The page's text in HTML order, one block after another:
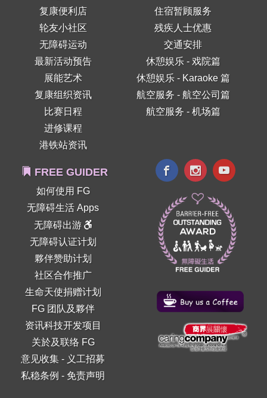
复康便利店
轮友小社区
无障碍运动
最新活动预告
展能艺术
复康组织资讯
比赛日程
进修课程
港铁站资讯
住宿暂顾服务
残疾人士优惠
交通安排
休憩娱乐 - 戏院篇
休憩娱乐 - Karaoke 篇
航空服务 - 航空公司篇
航空服务 - 机场篇
FREE GUIDER
如何使用 FG
无障碍生活 Apps
无障碍出游
无障碍认证计划
夥伴赞助计划
社区合作推广
生命天使捐赠计划
FG 团队及夥伴
资讯科技开发项目
关於及联络 FG
意见收集 - 义工招募
私稳条例 - 免责声明